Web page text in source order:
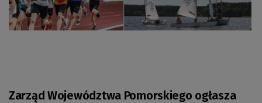
Zarząd Województwa Pomorskiego ogłasza